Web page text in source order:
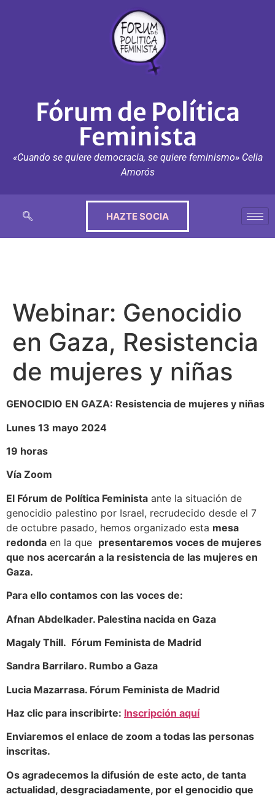
Fórum de Política
Feminista
«Cuando se quiere democracia, se quiere feminismo» Celia
Amorós
HAZTE SOCIA
Webinar: Genocidio
en Gaza, Resistencia
de mujeres y niñas
GENOCIDIO EN GAZA: Resistencia de mujeres y niñas
Lunes 13 mayo 2024
19 horas
Vía Zoom
El Fórum de Política Feminista ante la situación de
genocidio palestino por Israel, recrudecido desde el 7
de octubre pasado, hemos organizado esta mesa
redonda en la que presentaremos voces de mujeres
que nos acercarán a la resistencia de las mujeres en
Gaza.
Para ello contamos con las voces de:
Afnan Abdelkader. Palestina nacida en Gaza
Magaly Thill. Fórum Feminista de Madrid
Sandra Barrilaro. Rumbo a Gaza
Lucia Mazarrasa. Fórum Feminista de Madrid
Haz clic para inscribirte: Inscripción aquí
Enviaremos el enlace de zoom a todas las personas
inscritas.
Os agradecemos la difusión de este acto, de tanta
actualidad, desgraciadamente, por el genocidio que